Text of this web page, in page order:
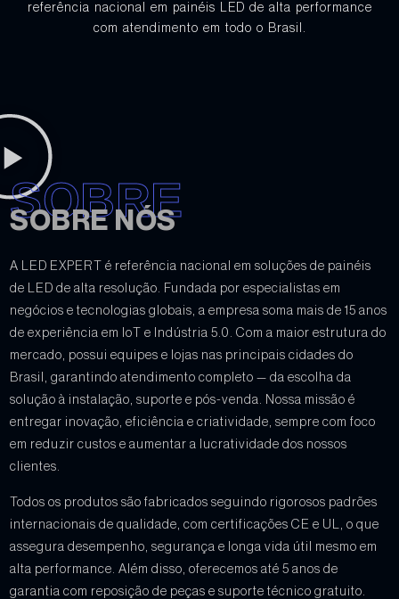
referência nacional em painéis LED de alta performance
com atendimento em todo o Brasil.
SOBRE
SOBRE NÓS
A LED EXPERT é referência nacional em soluções de painéis
de LED de alta resolução. Fundada por especialistas em
negócios e tecnologias globais, a empresa soma mais de 15 anos
de experiência em IoT e Indústria 5.0. Com a maior estrutura do
mercado, possui equipes e lojas nas principais cidades do
Brasil, garantindo atendimento completo — da escolha da
solução à instalação, suporte e pós-venda. Nossa missão é
entregar inovação, eficiência e criatividade, sempre com foco
em reduzir custos e aumentar a lucratividade dos nossos
clientes.
Todos os produtos são fabricados seguindo rigorosos padrões
internacionais de qualidade, com certificações CE e UL, o que
assegura desempenho, segurança e longa vida útil mesmo em
alta performance. Além disso, oferecemos até 5 anos de
garantia com reposição de peças e suporte técnico gratuito.